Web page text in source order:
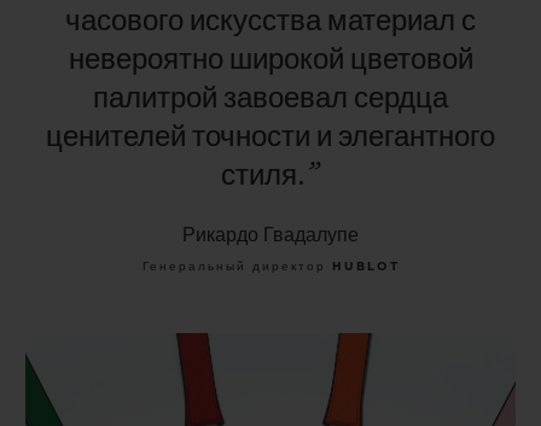
часового искусства материал с
невероятно широкой цветовой
палитрой завоевал сердца
ценителей точности и элегантного
стиля.”
Рикардо Гвадалупе
Генеральный директор HUBLOT